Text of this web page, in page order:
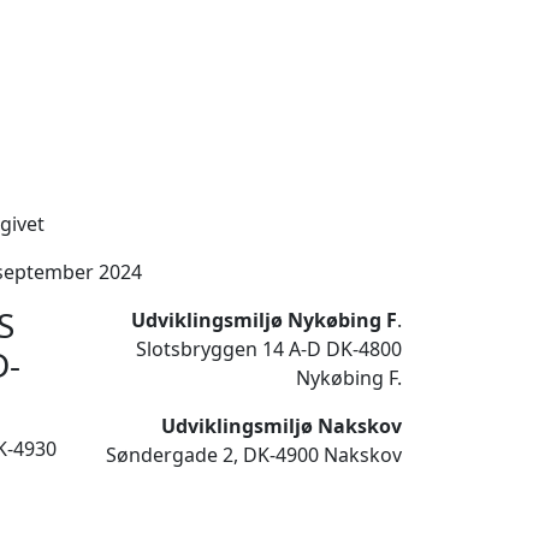
2024
4930
Udviklingsmiljø Nykøbing F.
Slotsbryggen 14 A-D DK-4800
Nykøbing F.
Udviklingsmiljø Nakskov
Søndergade 2, DK-4900 Nakskov